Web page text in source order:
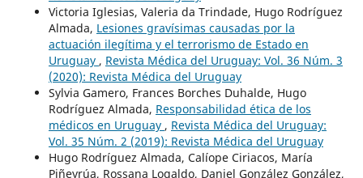
Victoria Iglesias, Valeria da Trindade, Hugo Rodríguez
Almada, Lesiones gravísimas causadas por la
actuación ilegítima y el terrorismo de Estado en
Uruguay , Revista Médica del Uruguay: Vol. 36 Núm. 3
(2020): Revista Médica del Uruguay
Sylvia Gamero, Frances Borches Duhalde, Hugo
Rodríguez Almada, Responsabilidad ética de los
médicos en Uruguay , Revista Médica del Uruguay:
Vol. 35 Núm. 2 (2019): Revista Médica del Uruguay
Hugo Rodríguez Almada, Calíope Ciriacos, María
Piñeyrúa, Rossana Logaldo, Daniel González González,